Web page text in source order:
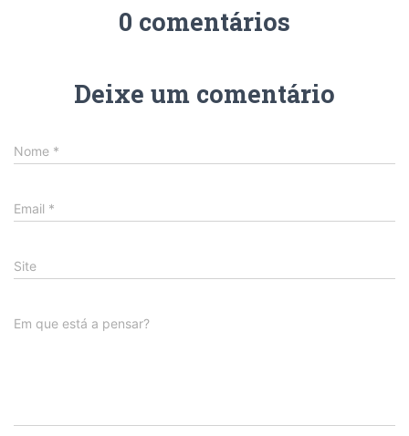
0 comentários
Deixe um comentário
Nome *
Email *
Site
Em que está a pensar?